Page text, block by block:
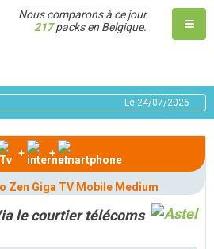
Nous comparons à ce jour
217packs en Belgique.
Le 24/07/2026
+ +
Zen Giga TV Mobile Medium
le courtier télécoms